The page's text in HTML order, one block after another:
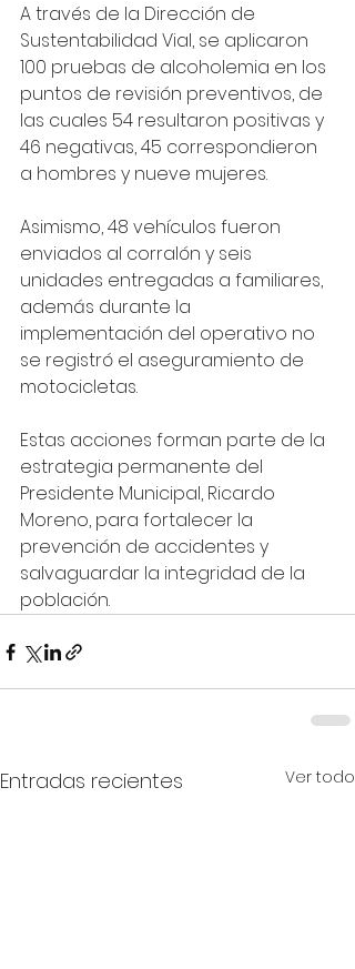
A través de la Dirección de
Sustentabilidad Vial, se aplicaron
100 pruebas de alcoholemia en los
puntos de revisión preventivos, de
las cuales 54 resultaron positivas y
46 negativas, 45 correspondieron
a hombres y nueve mujeres.
Asimismo, 48 vehículos fueron
enviados al corralón y seis
unidades entregadas a familiares,
además durante la
implementación del operativo no
se registró el aseguramiento de
motocicletas.
Estas acciones forman parte de la
estrategia permanente del
Presidente Municipal, Ricardo
Moreno, para fortalecer la
prevención de accidentes y
salvaguardar la integridad de la
población.
Entradas recientes Ver todo